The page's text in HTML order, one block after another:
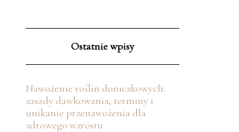
Ostatnie wpisy
Nawożenie roślin doniczkowych:
zasady dawkowania, terminy i
unikanie przenawożenia dla
zdrowego wzrostu